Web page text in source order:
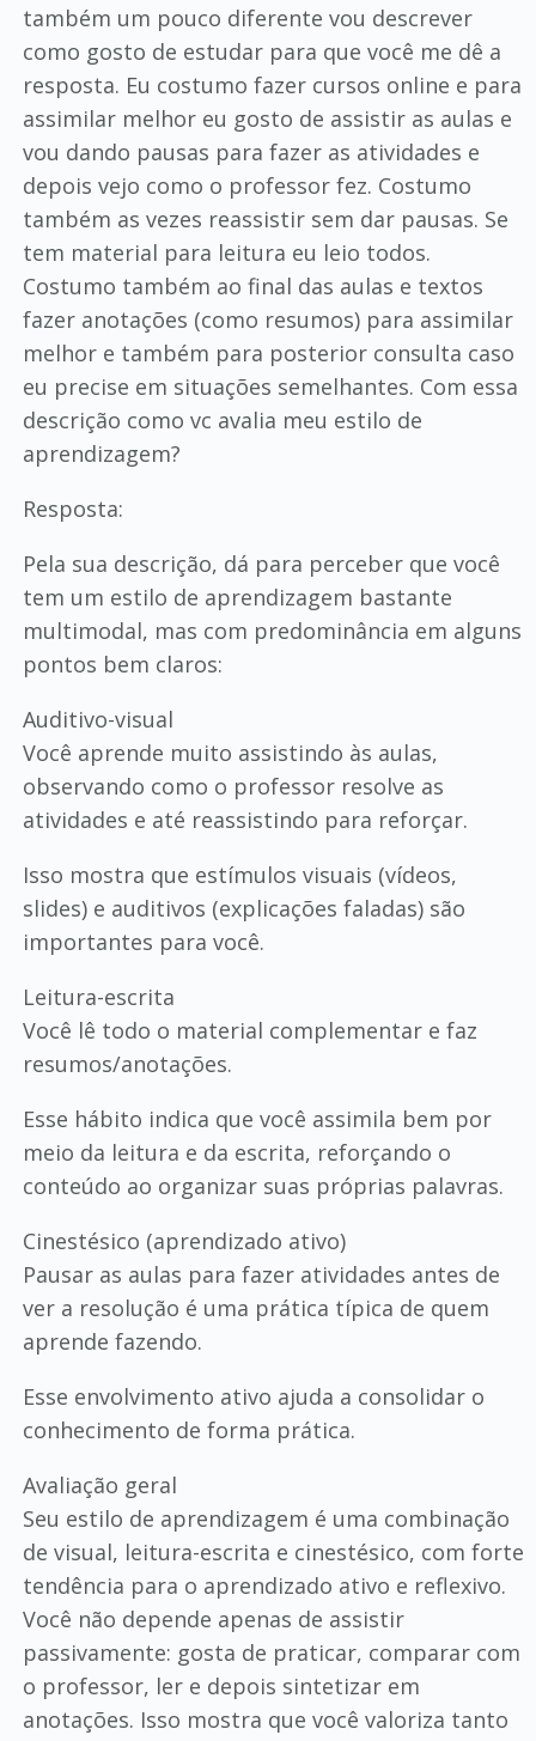
também um pouco diferente vou descrever
como gosto de estudar para que você me dê a
resposta. Eu costumo fazer cursos online e para
assimilar melhor eu gosto de assistir as aulas e
vou dando pausas para fazer as atividades e
depois vejo como o professor fez. Costumo
também as vezes reassistir sem dar pausas. Se
tem material para leitura eu leio todos.
Costumo também ao final das aulas e textos
fazer anotações (como resumos) para assimilar
melhor e também para posterior consulta caso
eu precise em situações semelhantes. Com essa
descrição como vc avalia meu estilo de
aprendizagem?
Resposta:
Pela sua descrição, dá para perceber que você
tem um estilo de aprendizagem bastante
multimodal, mas com predominância em alguns
pontos bem claros:
Auditivo-visual
Você aprende muito assistindo às aulas,
observando como o professor resolve as
atividades e até reassistindo para reforçar.
Isso mostra que estímulos visuais (vídeos,
slides) e auditivos (explicações faladas) são
importantes para você.
Leitura-escrita
Você lê todo o material complementar e faz
resumos/anotações.
Esse hábito indica que você assimila bem por
meio da leitura e da escrita, reforçando o
conteúdo ao organizar suas próprias palavras.
Cinestésico (aprendizado ativo)
Pausar as aulas para fazer atividades antes de
ver a resolução é uma prática típica de quem
aprende fazendo.
Esse envolvimento ativo ajuda a consolidar o
conhecimento de forma prática.
Avaliação geral
Seu estilo de aprendizagem é uma combinação
de visual, leitura-escrita e cinestésico, com forte
tendência para o aprendizado ativo e reflexivo.
Você não depende apenas de assistir
passivamente: gosta de praticar, comparar com
o professor, ler e depois sintetizar em
anotações. Isso mostra que você valoriza tanto